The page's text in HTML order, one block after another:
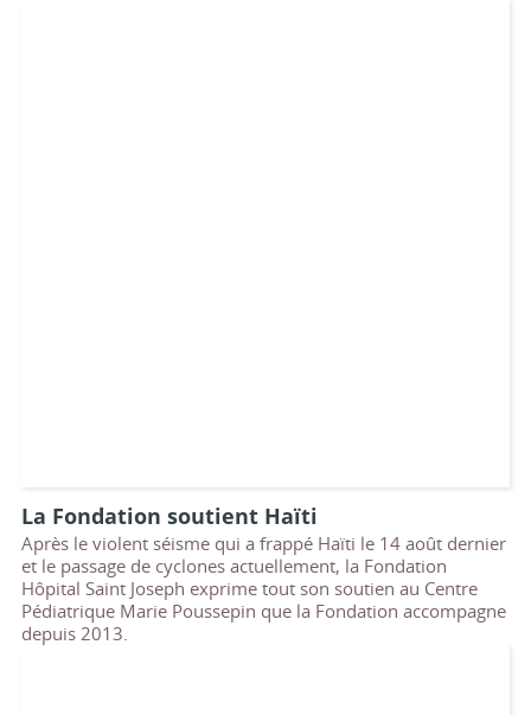
La Fondation soutient Haïti
Après le violent séisme qui a frappé Haïti le 14 août dernier
et le passage de cyclones actuellement, la Fondation
Hôpital Saint Joseph exprime tout son soutien au Centre
Pédiatrique Marie Poussepin que la Fondation accompagne
depuis 2013.